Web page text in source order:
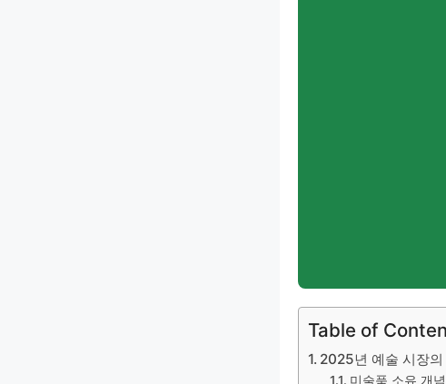
Table of
2025년 예술 시장의
미술품 소유 개